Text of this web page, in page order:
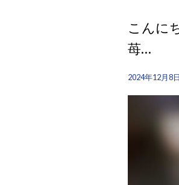
こんに
苺…
2024年12月8日